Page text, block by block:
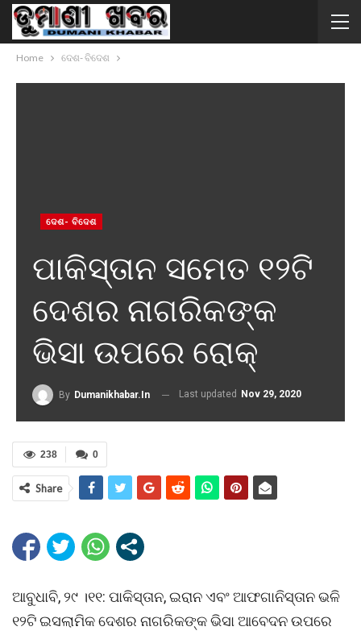
Home ଦେଶ- ବିଦେଶ
ଦେଶ- ବିଦେଶ
ପାକିସ୍ତାନ ସମେତ ୧୨ଟି
ଦେଶର ନାଗରିକଙ୍କ
ଭିସା ଉପରେ ରୋକ୍
By Dumanikhabar.in Last updated Nov 29, 2020
0
238
Share
ଆବୁଧାବି, ୨୯ ।୧୧: ପାକିସ୍ତାନ, ଇରାନ ଏବଂ ଆଫଗାନିସ୍ତାନ ଭଳି
୧୨ଟି ଇସଲାମିକ ଦେଶର ନାଗରିକଙ୍କ ଭିସା ଆବେଦନ ଉପରେ